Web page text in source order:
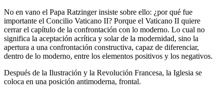
No en vano el Papa Ratzinger insiste sobre ello: ¿por qué fue
importante el Concilio Vaticano II? Porque el Vaticano II quiere
cerrar el capítulo de la confrontación con lo moderno. Lo cual no
significa la aceptación acrítica y solar de la modernidad, sino la
apertura a una confrontación constructiva, capaz de diferenciar,
dentro de lo moderno, entre los elementos positivos y los negativos.
Después de la Ilustración y la Revolución Francesa, la Iglesia se
coloca en una posición antimoderna, frontal.